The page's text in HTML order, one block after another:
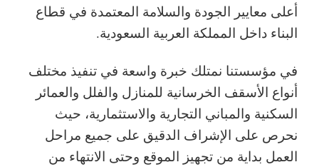
أعلى معايير الجودة والسلامة المعتمدة في قطاع
البناء داخل المملكة العربية السعودية.
في مؤسستنا نمتلك خبرة واسعة في تنفيذ مختلف
أنواع الأسقف الخرسانية للمنازل والفلل والعمائر
السكنية والمباني التجارية والاستثمارية، حيث
نحرص على الإشراف الدقيق على جميع مراحل
العمل بداية من تجهيز الموقع وحتى الانتهاء من